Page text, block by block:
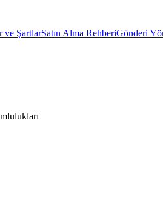
ve ŞartlarSatın Alma RehberiGönderi